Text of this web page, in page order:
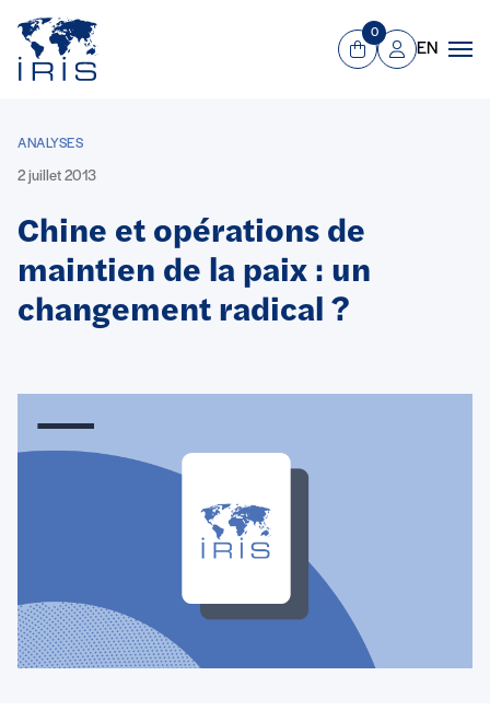
Aller au contenu principal
Panier
0
Mon compte
EN
ANALYSES
2 juillet 2013
Chine et opérations de
maintien de la paix : un
changement radical ?